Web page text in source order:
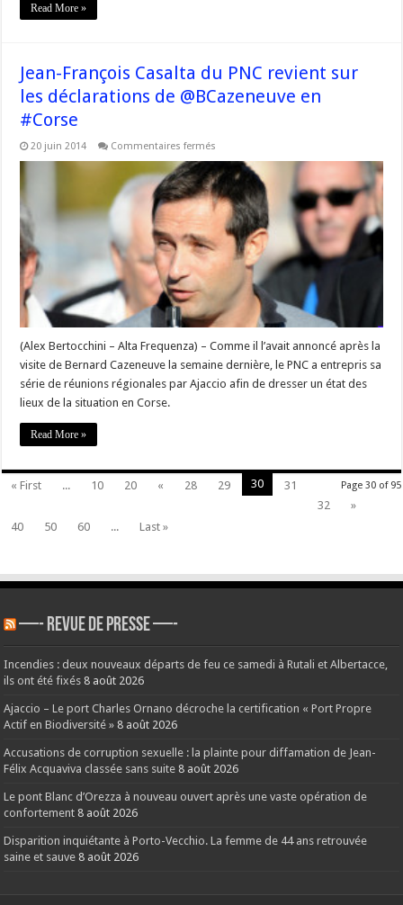
Read More »
Jean-François Casalta du PNC revient sur
les déclarations de @BCazeneuve en
#Corse
20 juin 2014 Commentaires fermés
François
Casalta
du
PNC
revient
sur
les
déclarations
de
@BCazeneuve
#Corse
(Alex Bertocchini – Alta Frequenza) – Comme il l’avait annoncé après la
visite de Bernard Cazeneuve la semaine dernière, le PNC a entrepris sa
série de réunions régionales par Ajaccio afin de dresser un état des
lieux de la situation en Corse.
Read More »
Page 30 of 95
« First ... 10 20 « 28 29 30
31
32
»
40
50 60 ... Last »
—- REVUE DE PRESSE —-
Incendies : deux nouveaux départs de feu ce samedi à Rutali et Albertacce,
ils ont été fixés 8 août 2026
Ajaccio – Le port Charles Ornano décroche la certification « Port Propre
Actif en Biodiversité » 8 août 2026
Accusations de corruption sexuelle : la plainte pour diffamation de Jean-
Félix Acquaviva classée sans suite 8 août 2026
Le pont Blanc d’Orezza à nouveau ouvert après une vaste opération de
confortement 8 août 2026
Disparition inquiétante à Porto-Vecchio. La femme de 44 ans retrouvée
saine et sauve 8 août 2026